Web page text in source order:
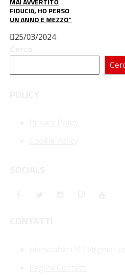
FIDUCIA, HO PERSO
UN ANNO E MEZZO”
25/03/2024